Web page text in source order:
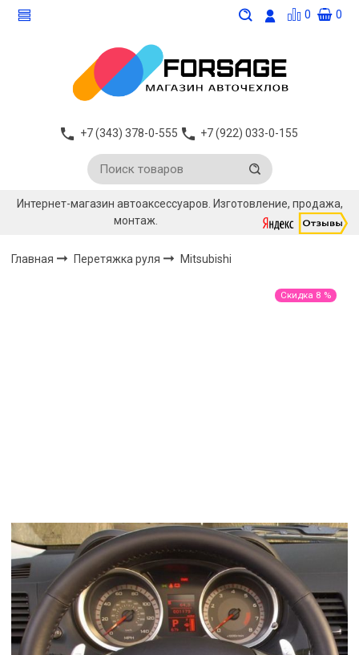
0 0
+7 (343) 378-0-555 +7 (922) 033-0-155
Интернет-магазин автоаксессуаров. Изготовление, продажа,
монтаж.
Главная Перетяжка руля Mitsubishi
Скидка 8 %